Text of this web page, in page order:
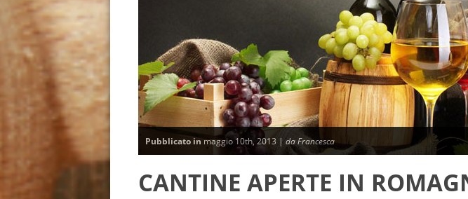
Pubblicato inmaggio 10th, 2013 | da Francesca
CANTINE APERTE IN